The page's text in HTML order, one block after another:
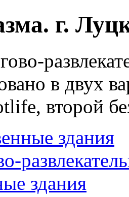
г.
в двух
второй
здания
здания